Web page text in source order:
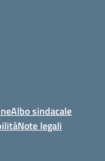
Albo sindacale
Note legali